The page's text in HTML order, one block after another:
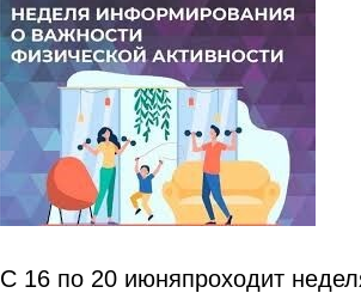
С 16 по 20 июняпроходит